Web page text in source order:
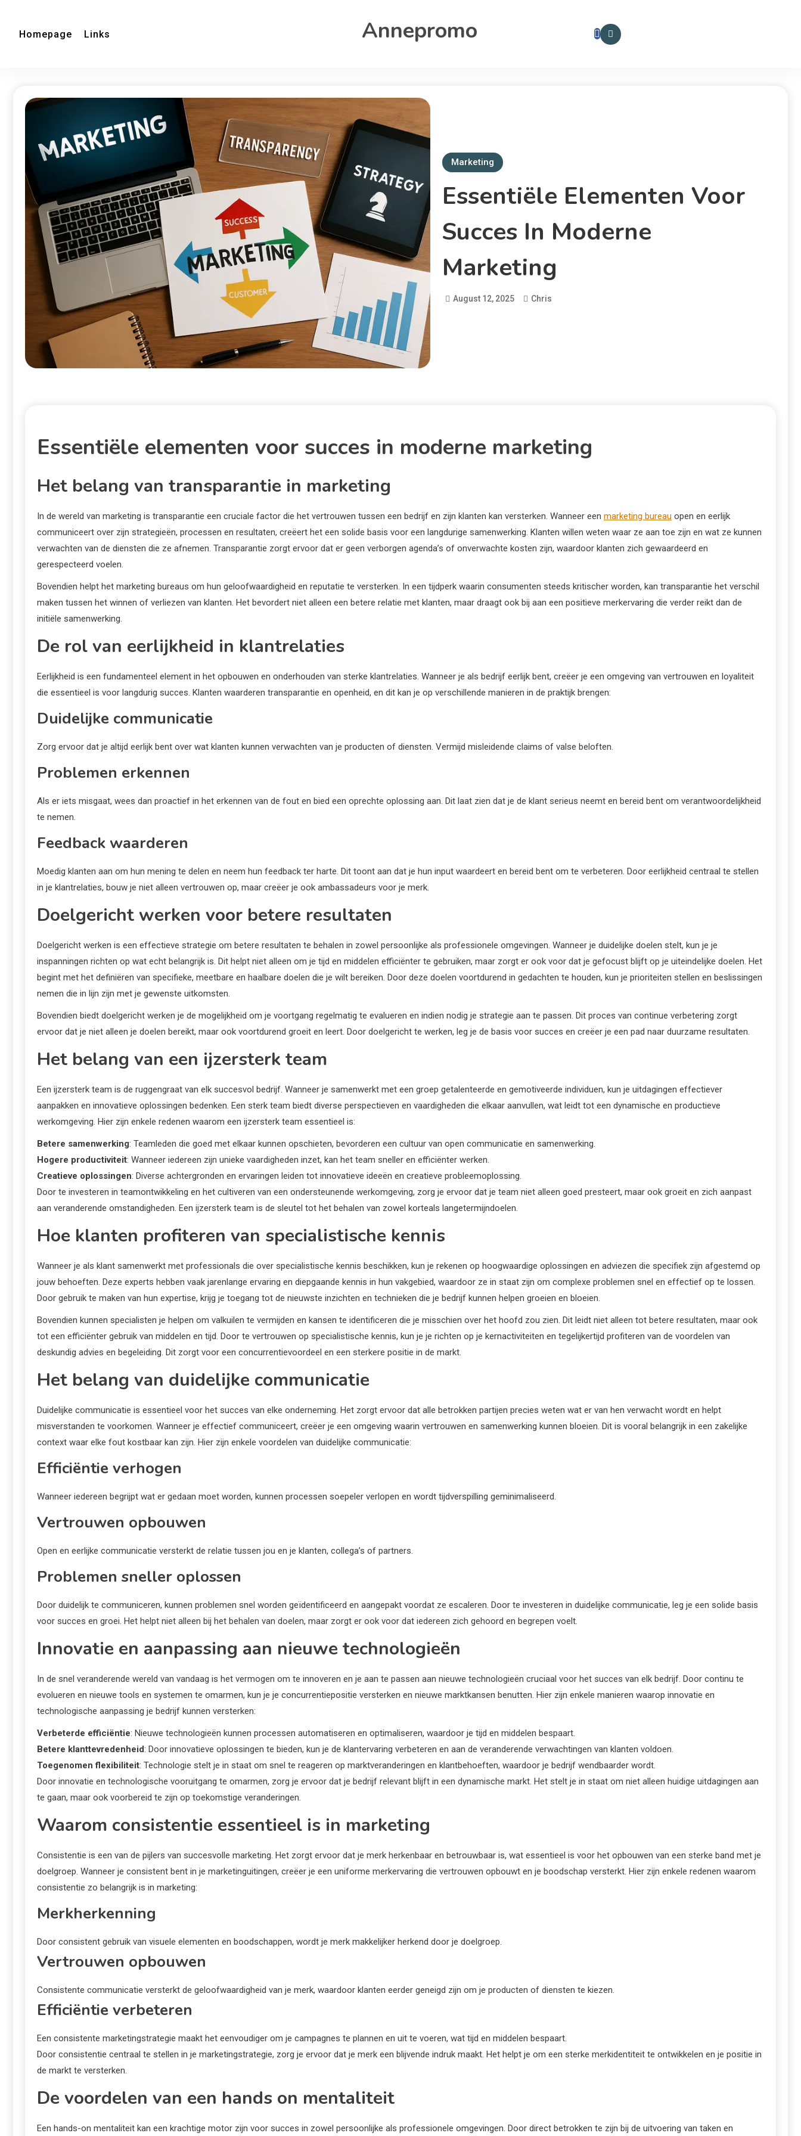
Homepage Links Annepromo
Marketing
Essentiële Elementen Voor
Succes In Moderne
Marketing
August 12, 2025 Chris
Essentiële elementen voor succes in moderne marketing
Het belang van transparantie in marketing
In de wereld van marketing is transparantie een cruciale factor die het vertrouwen tussen een bedrijf en zijn klanten kan versterken. Wanneer een marketing bureau open en eerlijk
communiceert over zijn strategieën, processen en resultaten, creëert het een solide basis voor een langdurige samenwerking. Klanten willen weten waar ze aan toe zijn en wat ze kunnen
verwachten van de diensten die ze afnemen. Transparantie zorgt ervoor dat er geen verborgen agenda’s of onverwachte kosten zijn, waardoor klanten zich gewaardeerd en
gerespecteerd voelen.
Bovendien helpt het marketing bureaus om hun geloofwaardigheid en reputatie te versterken. In een tijdperk waarin consumenten steeds kritischer worden, kan transparantie het verschil
maken tussen het winnen of verliezen van klanten. Het bevordert niet alleen een betere relatie met klanten, maar draagt ook bij aan een positieve merkervaring die verder reikt dan de
initiële samenwerking.
De rol van eerlijkheid in klantrelaties
Eerlijkheid is een fundamenteel element in het opbouwen en onderhouden van sterke klantrelaties. Wanneer je als bedrijf eerlijk bent, creëer je een omgeving van vertrouwen en loyaliteit
die essentieel is voor langdurig succes. Klanten waarderen transparantie en openheid, en dit kan je op verschillende manieren in de praktijk brengen:
Duidelijke communicatie
Zorg ervoor dat je altijd eerlijk bent over wat klanten kunnen verwachten van je producten of diensten. Vermijd misleidende claims of valse beloften.
Problemen erkennen
Als er iets misgaat, wees dan proactief in het erkennen van de fout en bied een oprechte oplossing aan. Dit laat zien dat je de klant serieus neemt en bereid bent om verantwoordelijkheid
te nemen.
Feedback waarderen
Moedig klanten aan om hun mening te delen en neem hun feedback ter harte. Dit toont aan dat je hun input waardeert en bereid bent om te verbeteren. Door eerlijkheid centraal te stellen
in je klantrelaties, bouw je niet alleen vertrouwen op, maar creëer je ook ambassadeurs voor je merk.
Doelgericht werken voor betere resultaten
Doelgericht werken is een effectieve strategie om betere resultaten te behalen in zowel persoonlijke als professionele omgevingen. Wanneer je duidelijke doelen stelt, kun je je
inspanningen richten op wat echt belangrijk is. Dit helpt niet alleen om je tijd en middelen efficiënter te gebruiken, maar zorgt er ook voor dat je gefocust blijft op je uiteindelijke doelen. Het
begint met het definiëren van specifieke, meetbare en haalbare doelen die je wilt bereiken. Door deze doelen voortdurend in gedachten te houden, kun je prioriteiten stellen en beslissingen
nemen die in lijn zijn met je gewenste uitkomsten.
Bovendien biedt doelgericht werken je de mogelijkheid om je voortgang regelmatig te evalueren en indien nodig je strategie aan te passen. Dit proces van continue verbetering zorgt
ervoor dat je niet alleen je doelen bereikt, maar ook voortdurend groeit en leert. Door doelgericht te werken, leg je de basis voor succes en creëer je een pad naar duurzame resultaten.
Het belang van een ijzersterk team
Een ijzersterk team is de ruggengraat van elk succesvol bedrijf. Wanneer je samenwerkt met een groep getalenteerde en gemotiveerde individuen, kun je uitdagingen effectiever
aanpakken en innovatieve oplossingen bedenken. Een sterk team biedt diverse perspectieven en vaardigheden die elkaar aanvullen, wat leidt tot een dynamische en productieve
werkomgeving. Hier zijn enkele redenen waarom een ijzersterk team essentieel is:
Betere samenwerking: Teamleden die goed met elkaar kunnen opschieten, bevorderen een cultuur van open communicatie en samenwerking.
Hogere productiviteit: Wanneer iedereen zijn unieke vaardigheden inzet, kan het team sneller en efficiënter werken.
Creatieve oplossingen: Diverse achtergronden en ervaringen leiden tot innovatieve ideeën en creatieve probleemoplossing.
Door te investeren in teamontwikkeling en het cultiveren van een ondersteunende werkomgeving, zorg je ervoor dat je team niet alleen goed presteert, maar ook groeit en zich aanpast
aan veranderende omstandigheden. Een ijzersterk team is de sleutel tot het behalen van zowel korteals langetermijndoelen.
Hoe klanten profiteren van specialistische kennis
Wanneer je als klant samenwerkt met professionals die over specialistische kennis beschikken, kun je rekenen op hoogwaardige oplossingen en adviezen die specifiek zijn afgestemd op
jouw behoeften. Deze experts hebben vaak jarenlange ervaring en diepgaande kennis in hun vakgebied, waardoor ze in staat zijn om complexe problemen snel en effectief op te lossen.
Door gebruik te maken van hun expertise, krijg je toegang tot de nieuwste inzichten en technieken die je bedrijf kunnen helpen groeien en bloeien.
Bovendien kunnen specialisten je helpen om valkuilen te vermijden en kansen te identificeren die je misschien over het hoofd zou zien. Dit leidt niet alleen tot betere resultaten, maar ook
tot een efficiënter gebruik van middelen en tijd. Door te vertrouwen op specialistische kennis, kun je je richten op je kernactiviteiten en tegelijkertijd profiteren van de voordelen van
deskundig advies en begeleiding. Dit zorgt voor een concurrentievoordeel en een sterkere positie in de markt.
Het belang van duidelijke communicatie
Duidelijke communicatie is essentieel voor het succes van elke onderneming. Het zorgt ervoor dat alle betrokken partijen precies weten wat er van hen verwacht wordt en helpt
misverstanden te voorkomen. Wanneer je effectief communiceert, creëer je een omgeving waarin vertrouwen en samenwerking kunnen bloeien. Dit is vooral belangrijk in een zakelijke
context waar elke fout kostbaar kan zijn. Hier zijn enkele voordelen van duidelijke communicatie:
Efficiëntie verhogen
Wanneer iedereen begrijpt wat er gedaan moet worden, kunnen processen soepeler verlopen en wordt tijdverspilling geminimaliseerd.
Vertrouwen opbouwen
Open en eerlijke communicatie versterkt de relatie tussen jou en je klanten, collega’s of partners.
Problemen sneller oplossen
Door duidelijk te communiceren, kunnen problemen snel worden geïdentificeerd en aangepakt voordat ze escaleren. Door te investeren in duidelijke communicatie, leg je een solide basis
voor succes en groei. Het helpt niet alleen bij het behalen van doelen, maar zorgt er ook voor dat iedereen zich gehoord en begrepen voelt.
Innovatie en aanpassing aan nieuwe technologieën
In de snel veranderende wereld van vandaag is het vermogen om te innoveren en je aan te passen aan nieuwe technologieën cruciaal voor het succes van elk bedrijf. Door continu te
evolueren en nieuwe tools en systemen te omarmen, kun je je concurrentiepositie versterken en nieuwe marktkansen benutten. Hier zijn enkele manieren waarop innovatie en
technologische aanpassing je bedrijf kunnen versterken:
Verbeterde efficiëntie: Nieuwe technologieën kunnen processen automatiseren en optimaliseren, waardoor je tijd en middelen bespaart.
Betere klanttevredenheid: Door innovatieve oplossingen te bieden, kun je de klantervaring verbeteren en aan de veranderende verwachtingen van klanten voldoen.
Toegenomen flexibiliteit: Technologie stelt je in staat om snel te reageren op marktveranderingen en klantbehoeften, waardoor je bedrijf wendbaarder wordt.
Door innovatie en technologische vooruitgang te omarmen, zorg je ervoor dat je bedrijf relevant blijft in een dynamische markt. Het stelt je in staat om niet alleen huidige uitdagingen aan
te gaan, maar ook voorbereid te zijn op toekomstige veranderingen.
Waarom consistentie essentieel is in marketing
Consistentie is een van de pijlers van succesvolle marketing. Het zorgt ervoor dat je merk herkenbaar en betrouwbaar is, wat essentieel is voor het opbouwen van een sterke band met je
doelgroep. Wanneer je consistent bent in je marketinguitingen, creëer je een uniforme merkervaring die vertrouwen opbouwt en je boodschap versterkt. Hier zijn enkele redenen waarom
consistentie zo belangrijk is in marketing:
Merkherkenning
Door consistent gebruik van visuele elementen en boodschappen, wordt je merk makkelijker herkend door je doelgroep.
Vertrouwen opbouwen
Consistente communicatie versterkt de geloofwaardigheid van je merk, waardoor klanten eerder geneigd zijn om je producten of diensten te kiezen.
Efficiëntie verbeteren
Een consistente marketingstrategie maakt het eenvoudiger om je campagnes te plannen en uit te voeren, wat tijd en middelen bespaart.
Door consistentie centraal te stellen in je marketingstrategie, zorg je ervoor dat je merk een blijvende indruk maakt. Het helpt je om een sterke merkidentiteit te ontwikkelen en je positie in
de markt te versterken.
De voordelen van een hands on mentaliteit
Een hands-on mentaliteit kan een krachtige motor zijn voor succes in zowel persoonlijke als professionele omgevingen. Door direct betrokken te zijn bij de uitvoering van taken en